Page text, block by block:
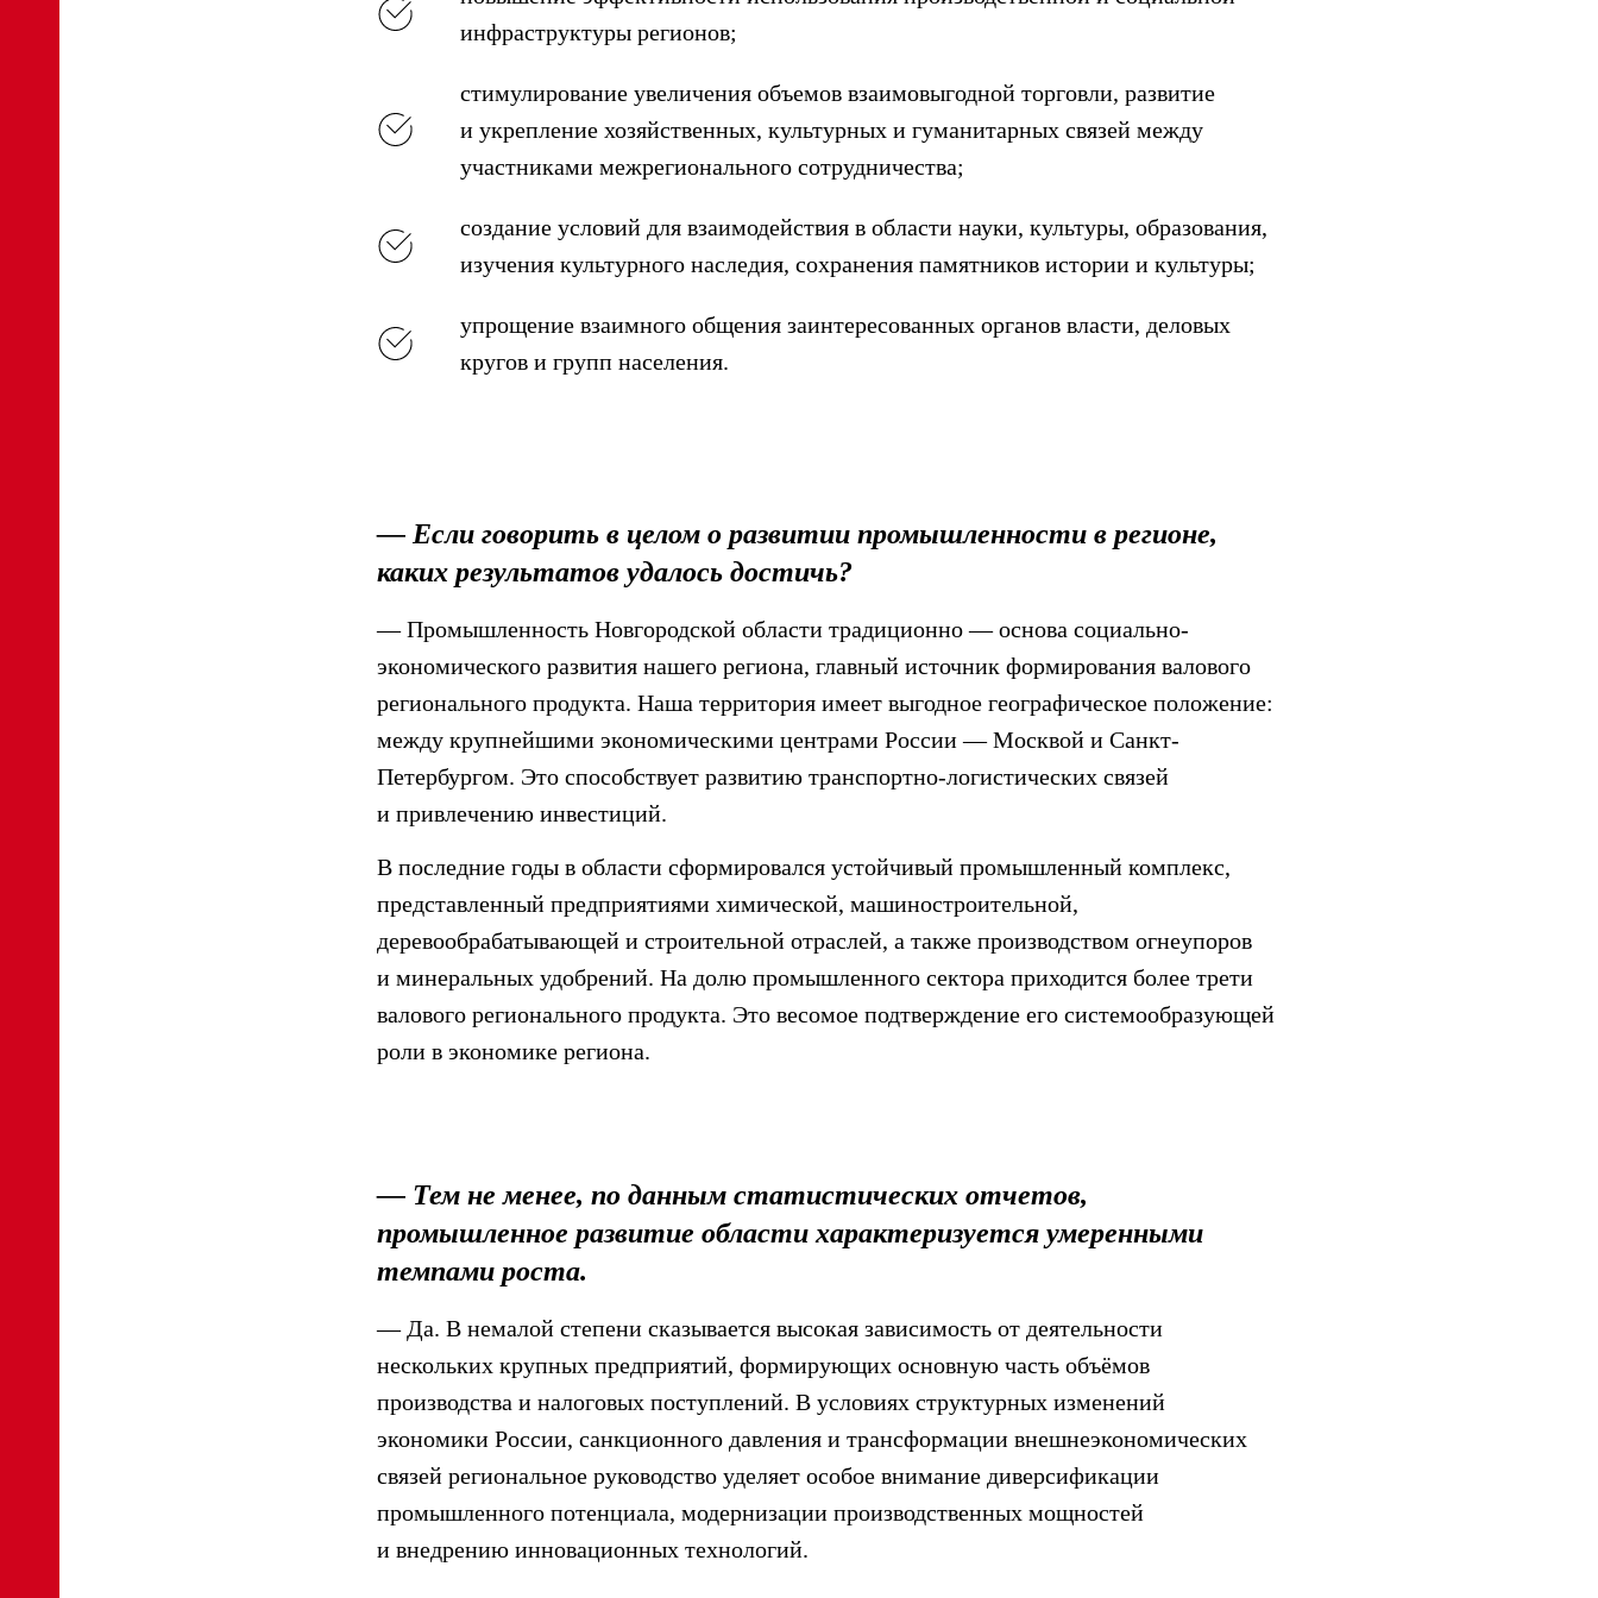
инфраструктуры регионов;
стимулирование увеличения объемов взаимовыгодной торговли, развитие
и укрепление хозяйственных, культурных и гуманитарных связей между
участниками межрегионального сотрудничества;
создание условий для взаимодействия в области науки, культуры, образования,
изучения культурного наследия, сохранения памятников истории и культуры;
упрощение взаимного общения заинтересованных органов власти, деловых
кругов и групп населения.
— Если говорить в целом о развитии промышленности в регионе,
каких результатов удалось достичь?
— Промышленность Новгородской области традиционно — основа социально-
экономического развития нашего региона, главный источник формирования валового
регионального продукта. Наша территория имеет выгодное географическое положение:
между крупнейшими экономическими центрами России — Москвой и Санкт-
Петербургом. Это способствует развитию транспортно-логистических связей
и привлечению инвестиций.
В последние годы в области сформировался устойчивый промышленный комплекс,
представленный предприятиями химической, машиностроительной,
деревообрабатывающей и строительной отраслей, а также производством огнеупоров
и минеральных удобрений. На долю промышленного сектора приходится более трети
валового регионального продукта. Это весомое подтверждение его системообразующей
роли в экономике региона.
— Тем не менее, по данным статистических отчетов,
промышленное развитие области характеризуется умеренными
темпами роста.
— Да. В немалой степени сказывается высокая зависимость от деятельности
нескольких крупных предприятий, формирующих основную часть объёмов
производства и налоговых поступлений. В условиях структурных изменений
экономики России, санкционного давления и трансформации внешнеэкономических
связей региональное руководство уделяет особое внимание диверсификации
промышленного потенциала, модернизации производственных мощностей
и внедрению инновационных технологий.